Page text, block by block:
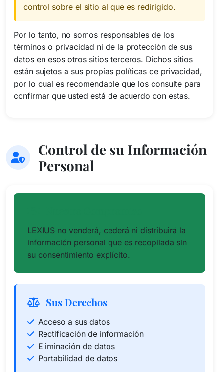
control sobre el sitio al que es redirigido.
Por lo tanto, no somos responsables de los
términos o privacidad ni de la protección de sus
datos en esos otros sitios terceros. Dichos sitios
están sujetos a sus propias políticas de privacidad,
por lo cual es recomendable que los consulte para
confirmar que usted está de acuerdo con estas.
Control de su Información
Personal
LEXIUS no venderá, cederá ni distribuirá la
información personal que es recopilada sin
su consentimiento explícito.
Sus Derechos
Acceso a sus datos
Rectificación de información
Eliminación de datos
Portabilidad de datos